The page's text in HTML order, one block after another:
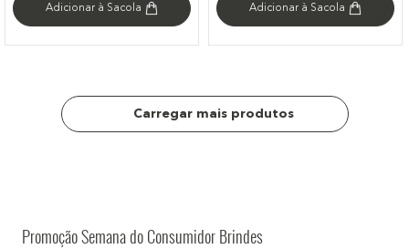
Adicionar à Sacola Adicionar à Sacola
Promoção Semana do Consumidor Brindes